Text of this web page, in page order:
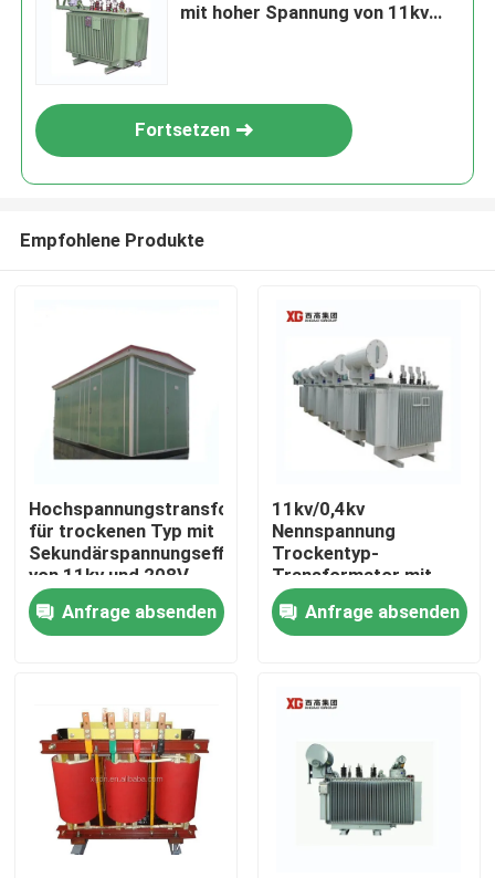
Haus
Produkte
mit hoher Spannung von 11kv
Fortsetzen
Empfohlene Produkte
Hochspannungstransformator
für trockenen Typ mit
Sekundärspannungseffizienz
von 11kv und 208V
Anfrage absenden
11kv/0,4kv
Nennspannung
Trockentyp-
Transformator mit
und Klasse H/F
Dämmungsgrad
Anfrage absenden